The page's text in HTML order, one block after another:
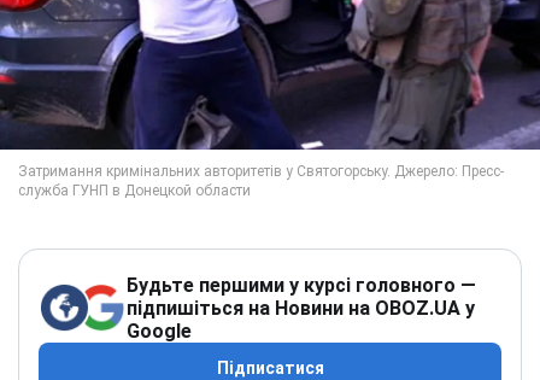
Будьте першими у курсі головного —
підпишіться на Новини на OBOZ.UA у
Google
Підписатися